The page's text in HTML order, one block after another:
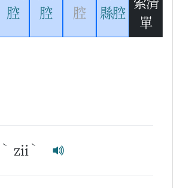
腔
腔
腔
縣腔
單
ˋ zii ˋ